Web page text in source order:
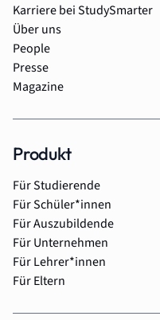
Karriere bei StudySmarter
Über uns
People
Presse
Magazine
Produkt
Für Studierende
Für Schüler*innen
Für Auszubildende
Für Unternehmen
Für Lehrer*innen
Für Eltern